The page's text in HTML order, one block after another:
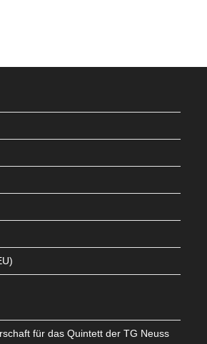
für das Quintett der TG Neuss